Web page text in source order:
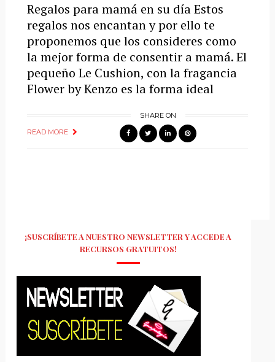
Regalos para mamá en su día Estos
regalos nos encantan y por ello te
proponemos que los consideres como
la mejor forma de consentir a mamá. El
pequeño Le Cushion, con la fragancia
Flower by Kenzo es la forma ideal
READ MORE
SHARE ON
¡SUSCRÍBETE A NUESTRO NEWSLETTER Y ACCEDE A
RECURSOS GRATUITOS!